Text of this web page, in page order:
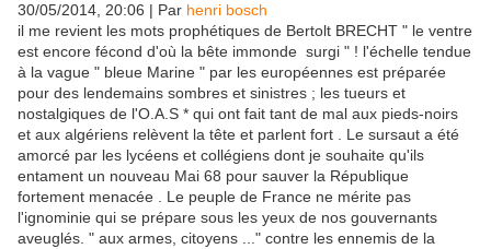
30/05/2014, 20:06 | Par henri bosch
il me revient les mots prophétiques de Bertolt BRECHT " le ventre
est encore fécond d'où la bête immonde surgi " ! l'échelle tendue
à la vague " bleue Marine " par les européennes est préparée
pour des lendemains sombres et sinistres ; les tueurs et
nostalgiques de l'O.A.S * qui ont fait tant de mal aux pieds-noirs
et aux algériens relèvent la tête et parlent fort . Le sursaut a été
amorcé par les lycéens et collégiens dont je souhaite qu'ils
entament un nouveau Mai 68 pour sauver la République
fortement menacée . Le peuple de France ne mérite pas
l'ignominie qui se prépare sous les yeux de nos gouvernants
aveuglés. " aux armes, citoyens ..." contre les ennemis de la